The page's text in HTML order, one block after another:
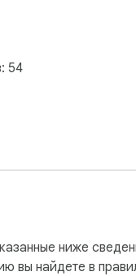
54
ниже
вы найдете в